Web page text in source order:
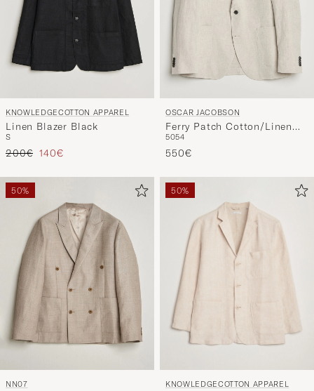
KNOWLEDGECOTTON APPAREL
Linen Blazer Black
S
Regulärer Preis
200€ Reduzierter Preis
140€
OSCAR JACOBSON
Ferry Patch Cotton/Linen
Blazer Off White
5054
550€
50%
NN07
50%
KNOWLEDGECOTTON APPAREL